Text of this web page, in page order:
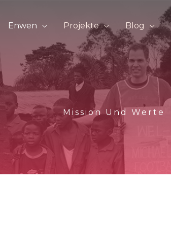
Enwen Projekte Blog
Mission Und Werte